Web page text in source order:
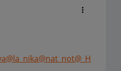
@la_nika@nat_not@_H